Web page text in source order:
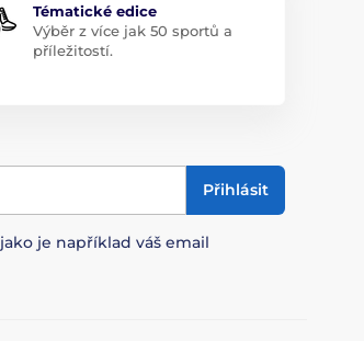
Tématické edice
Výběr z více jak 50 sportů a
příležitostí.
Přihlásit
jako je například váš email